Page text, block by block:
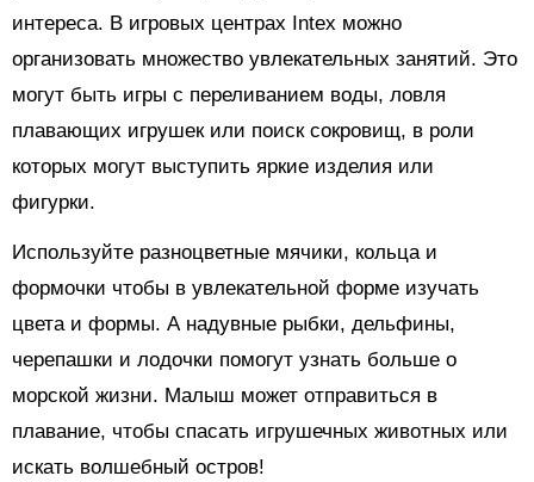
интереса. В игровых центрах Intex можно
организовать множество увлекательных занятий. Это
могут быть игры с переливанием воды, ловля
плавающих игрушек или поиск сокровищ, в роли
которых могут выступить яркие изделия или
фигурки.
Используйте разноцветные мячики, кольца и
формочки чтобы в увлекательной форме изучать
цвета и формы. А надувные рыбки, дельфины,
черепашки и лодочки помогут узнать больше о
морской жизни. Малыш может отправиться в
плавание, чтобы спасать игрушечных животных или
искать волшебный остров!